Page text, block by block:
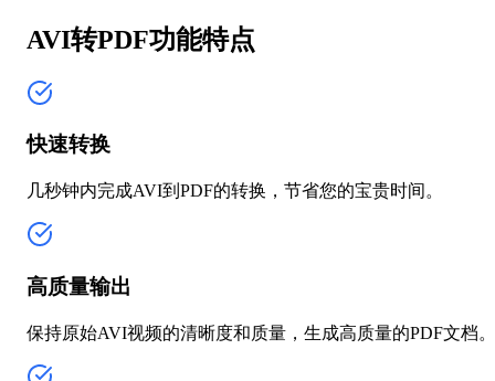
AVI转PDF功能特点
快速转换
几秒钟内完成AVI到PDF的转换，节省您的宝贵时间。
高质量输出
保持原始AVI视频的清晰度和质量，生成高质量的PDF文档。